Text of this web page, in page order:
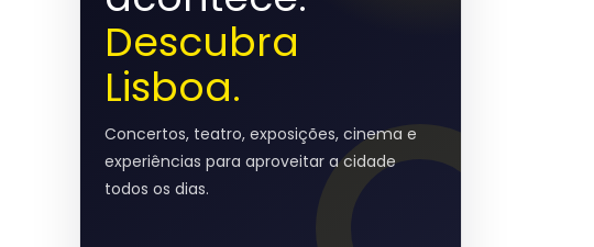
Descubra
Lisboa.
Concertos, teatro, exposições, cinema e
experiências para aproveitar a cidade
todos os dias.